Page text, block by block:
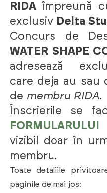
RIDA împreună
exclusiv Delta
Concurs de
WATER SHAPE
adresează
care deja au sau
de membru RIDA.
Înscrierile se
vizibil doar în
membru.
Toate detaliile
paginile de mai jos: